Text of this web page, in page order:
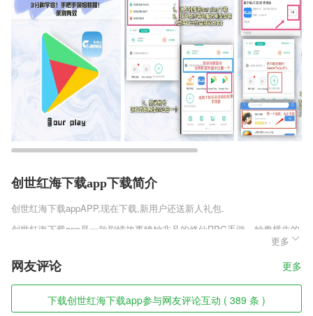
创世红海下载app下载简介
创世红海下载appAPP,现在下载,新用户还送新人礼包.
创世红海下载app是一款剧情故事绝妙非凡的修仙RPG手游。妙趣横生的
闯关玩法，还有众多鲜活可爱的角色可供选择，你将在这个虚无缥缈的世
界中，努力追寻属于自己的得道成仙之路。
1,打卡功能：摇一摇，出勤率up
更多
网友评论 更多
下载创世红海下载app参与网友评论互动 ( 389 条 )